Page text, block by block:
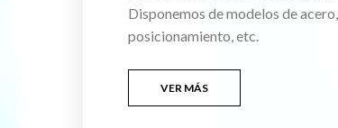
Disponemos de modelos de
posicionamiento, etc.
VER MÁS